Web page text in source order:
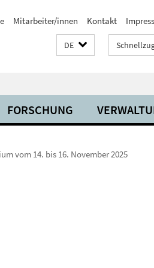
Mitarbeiter/innen Kontakt
DE
FORSCHUNG
vom 14. bis 16. November 2025